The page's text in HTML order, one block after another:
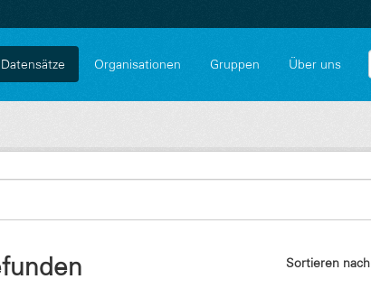
Datensätze Organisationen Gruppen Über uns
Sortieren nach